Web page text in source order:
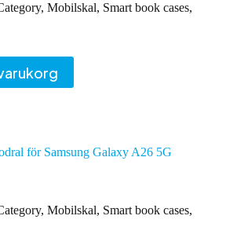
, Mobilskal, Smart book cases,
för Samsung Galaxy A26 5G
, Mobilskal, Smart book cases,